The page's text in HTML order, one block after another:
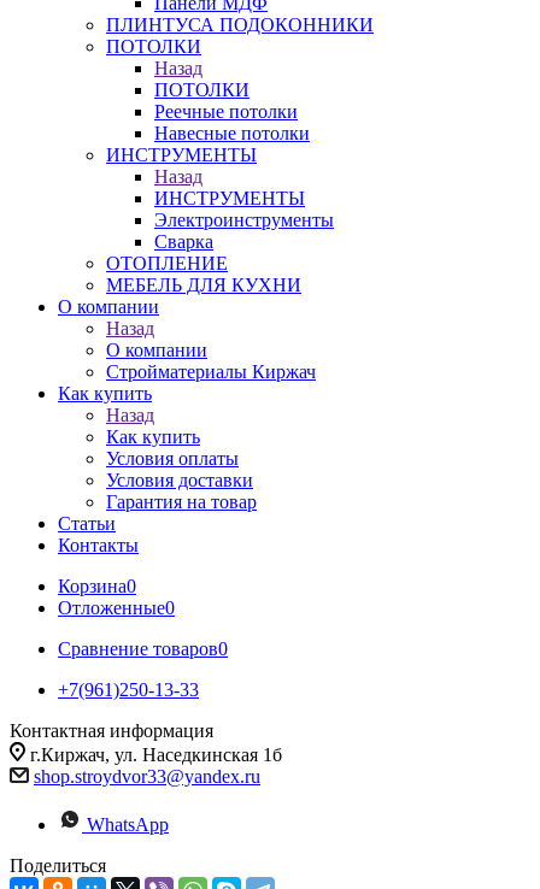
ПЛИНТУСА ПОДОКОННИКИ
ПОТОЛКИ
Назад
ПОТОЛКИ
Реечные потолки
Навесные потолки
ИНСТРУМЕНТЫ
Назад
ИНСТРУМЕНТЫ
Электроинструменты
Сварка
ОТОПЛЕНИЕ
МЕБЕЛЬ ДЛЯ КУХНИ
О компании
Назад
О компании
Стройматериалы Киржач
Как купить
Назад
Как купить
Условия оплаты
Условия доставки
Гарантия на товар
Статьи
Контакты
Корзина0
Отложенные0
Сравнение товаров0
+7(961)250-13-33
Контактная информация
г.Киржач, ул. Наседкинская 1б
shop.stroydvor33@yandex.ru
WhatsApp
Поделиться